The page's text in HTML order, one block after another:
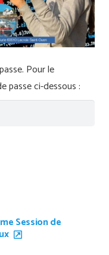
Pour le
passe ci-dessous :
Session de